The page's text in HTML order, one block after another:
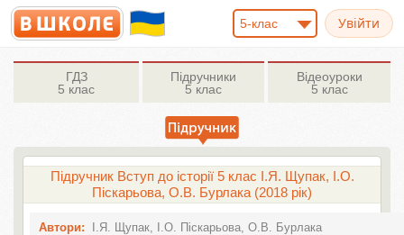
5-клас
ГДЗ
5 клас
Підручники
5 клас
Відеоуроки
5 клас
Підручник Вступ до історії 5 клас І.Я. Щупак, І.О.
Піскарьова, О.В. Бурлака (2018 рік)
Автори: І.Я. Щупак, І.О. Піскарьова, О.В. Бурлака